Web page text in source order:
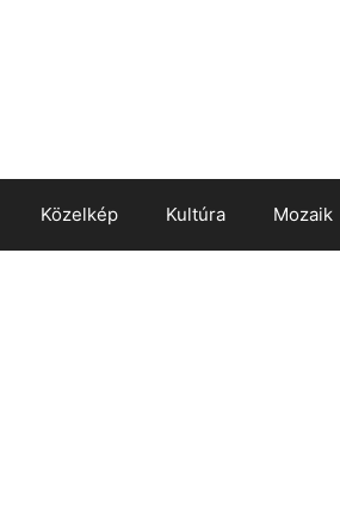
Közelkép Kultúra Mozaik